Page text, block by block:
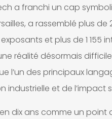
a franchi un cap
a rassemblé plus
et plus de 1 155
réalité désormais
l’un des principaux
industrielle et de l’impact
dix ans comme un